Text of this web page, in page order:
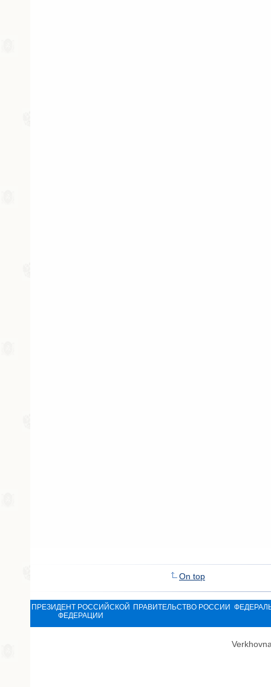
On top
ПРЕЗИДЕНТ РОССИЙСКОЙ
ФЕДЕРАЦИИ
ПРАВИТЕЛЬСТВО РОССИИ